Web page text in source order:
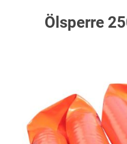
Ölsperre